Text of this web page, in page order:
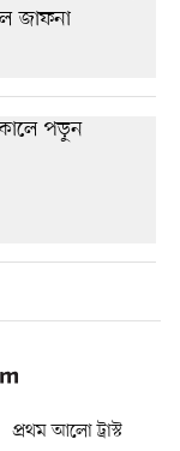
প্রথম আলো ট্রাস্ট